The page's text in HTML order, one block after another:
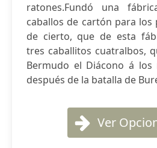
ratones.Fundó una
caballos de cartón para los
de cierto, que de esta
tres caballitos cuatralbos,
Bermudo el Diácono á los
después de la batalla de
Ver